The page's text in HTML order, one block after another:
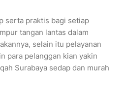
serta praktis bagi setiap
tangan lantas dalam
selain itu pelayanan
para pelanggan kian yakin
Surabaya sedap dan murah